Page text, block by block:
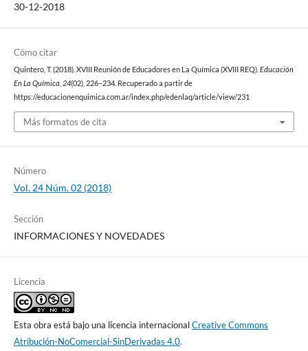
30-12-2018
Cómo citar
Quintero, T. (2018). XVIII Reunión de Educadores en La Química (XVIII REQ). Educación
En La Química 24(02), 226–234. Recuperado a partir de
https://educacionenquimica.com.ar/index.php/edenlaq/article/view/231
Más formatos de cita
Número
Vol. 24 Núm. 02 (2018)
Sección
INFORMACIONES Y NOVEDADES
Licencia
Esta obra está bajo una licencia internacionalCreative Commons
Atribución-NoComercial-SinDerivadas 4.0.